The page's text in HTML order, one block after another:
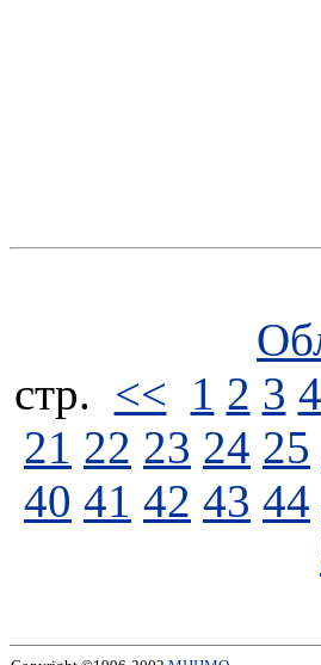
стp. << 1 2 3 4
21 22 23 24 25
40 41 42 43 44